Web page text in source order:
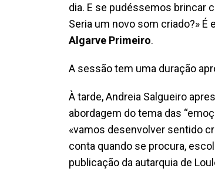
dia. E se pudéssemos brincar
Seria um novo som criado?»
Algarve Primeiro.
A sessão tem uma duração
À tarde, Andreia Salgueiro
abordagem do tema das
«vamos desenvolver sentido
conta quando se procura,
publicação da autarquia de